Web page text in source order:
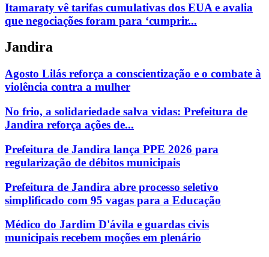
Itamaraty vê tarifas cumulativas dos EUA e avalia
que negociações foram para ‘cumprir...
Jandira
Agosto Lilás reforça a conscientização e o combate à
violência contra a mulher
No frio, a solidariedade salva vidas: Prefeitura de
Jandira reforça ações de...
Prefeitura de Jandira lança PPE 2026 para
regularização de débitos municipais
Prefeitura de Jandira abre processo seletivo
simplificado com 95 vagas para a Educação
Médico do Jardim D'ávila e guardas civis
municipais recebem moções em plenário